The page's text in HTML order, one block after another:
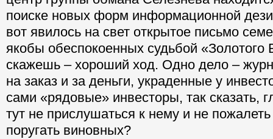
поиске новых форм информационной
вот явилось на свет открытое письмо
якобы обеспокоенных судьбой «Золотого
скажешь – хороший ход. Одно дело –
на заказ и за деньги, украденные у
сами «рядовые» инвесторы, так сказать,
тут не прислушаться к нему и не
поругать виновных?